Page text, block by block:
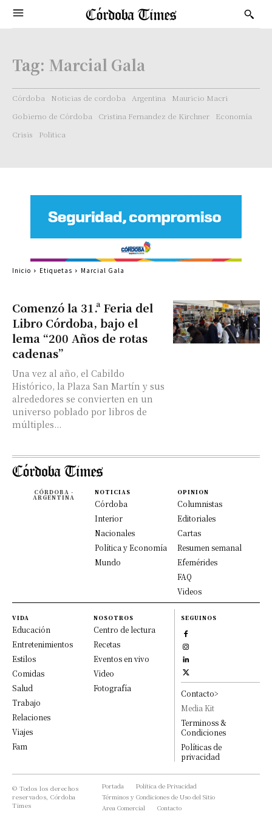
Tag: Marcial Gala
Córdoba Noticias de cordoba Argentina
Mauricio Macri
Gobierno de Córdoba
Cristina Fernandez de Kirchner
Economía
Crisis
Politica
Comenzó la 31.ª Feria del
Libro Córdoba, bajo el
lema “200 Años de rotas
cadenas”
Una vez al año, el Cabildo
Histórico, la Plaza San Martín y sus
alrededores se convierten en un
universo poblado por libros de
múltiples...
Inicio Etiquetas Marcial Gala
CÓRDOBA -
ARGENTINA
NOTICIAS
Córdoba
Interior
Nacionales
Política y Economía
Mundo
OPINION
Columnistas
Editoriales
Cartas
Resumen semanal
Efemérides
FAQ
Videos
VIDA
Educación
Entretenimientos
Estilos
Comidas
Salud
Trabajo
Relaciones
Viajes
Fam
NOSOTROS
Centro de lectura
Recetas
Eventos en vivo
Video
Fotografía
SEGUINOS
Contacto>
Media Kit
Terminoss &
Condiciones
Políticas de
privacidad
© Todos los derechos
reservados, Córdoba
Times
Portada
Política de Privacidad
Términos y Condiciones de Uso del Sitio
Area Comercial
Contacto